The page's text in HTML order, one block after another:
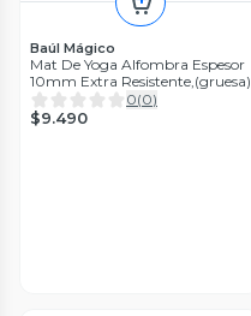
Baúl Mágico
Mat De Yoga Alfombra Espesor
10mm Extra Resistente,(gruesa)
0(0)
$9.490